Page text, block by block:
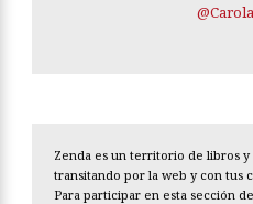
Zenda es un territorio de libros y
transitando por la web y con tus
Para participar en esta sección